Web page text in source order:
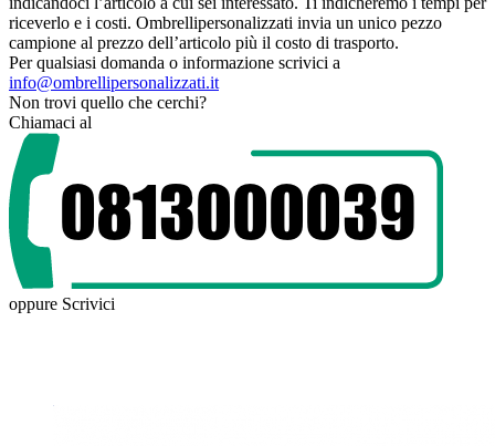
riceverlo e i costi. Ombrellipersonalizzati invia un unico pezzo
campione al prezzo dell’articolo più il costo di trasporto.
Per qualsiasi domanda o informazione scrivici a
info@ombrellipersonalizzati.it
Non trovi quello che cerchi?
Chiamaci al
oppure Scrivici